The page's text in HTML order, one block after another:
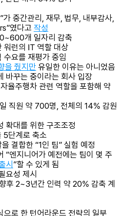
중간관리, 재무, 법무, 내부감사,
였다고 작성
개 일자리 감축
워런의 IT 역할 대상
수요를 재평가 중임
을 줬지만 유일한 이유는 아니었음
바꾸는 중이라는 회사 입장
율주행차 관련 역할을 포함해 약
직원 약 700명, 전체의 14% 감원
확대를 위한 구조조정
5단계로 축소
결합한 “1인 팀” 실험 예정
“엔지니어가 예전에는 팀이 몇 주
시 ”할 수 있게 됨
요성 제시
후 2~3년간 인력 약 20% 감축 계
로 한 턴어라운드 전략의 일부